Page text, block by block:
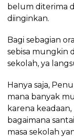
belum diterima
diinginkan.
Bagi sebagian
sebisa mungkin
sekolah, ya
Hanya saja,
mana banyak
karena
bagaimana
masa sekolah